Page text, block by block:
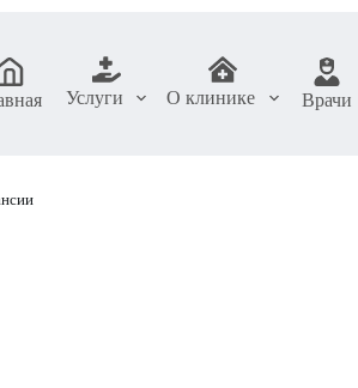
Услуги О клинике Врачи